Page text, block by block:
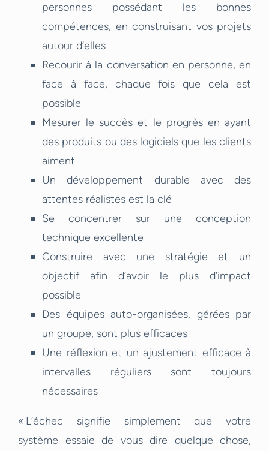
personnes possédant les bonnes
compétences, en construisant vos projets
autour d’elles
Recourir à la conversation en personne, en
face à face, chaque fois que cela est
possible
Mesurer le succès et le progrès en ayant
des produits ou des logiciels que les clients
aiment
Un développement durable avec des
attentes réalistes est la clé
Se concentrer sur une conception
technique excellente
Construire avec une stratégie et un
objectif afin d’avoir le plus d’impact
possible
Des équipes auto-organisées, gérées par
un groupe, sont plus efficaces
Une réflexion et un ajustement efficace à
intervalles réguliers sont toujours
nécessaires
« L’échec signifie simplement que votre
système essaie de vous dire quelque chose,